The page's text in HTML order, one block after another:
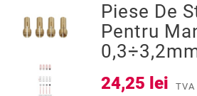
Piese De
Pentru
24,25 lei TVA